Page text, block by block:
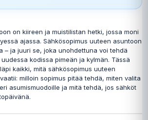
on kiireen ja muistilistan hetki, jossa moni
ajassa. Sähkösopimus uuteen asuntoon
– ja juuri se, joka unohdettuna voi tehdä
kodissa pimeän ja kylmän. Tässä
kaikki, mitä sähkösopimus uuteen
milloin sopimus pitää tehdä, miten valita
asumismuodoille ja mitä tehdä, jos sähköt